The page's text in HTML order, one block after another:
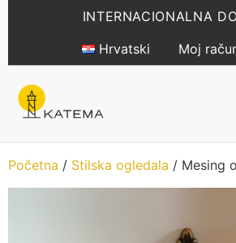
INTERNACIONALNA
Hrvatski
Moj
Početna / Stilska ogledala / Mesing